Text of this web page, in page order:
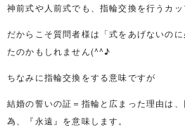
神前式や人前式でも、指輪交換を行うカッ
だからこそ質問者様は「式をあげないの
たのかもしれません(^^♪
ちなみに指輪交換をする意味ですが
結婚の誓いの証＝指輪と広まった理由は
為、『永遠』を意味します。